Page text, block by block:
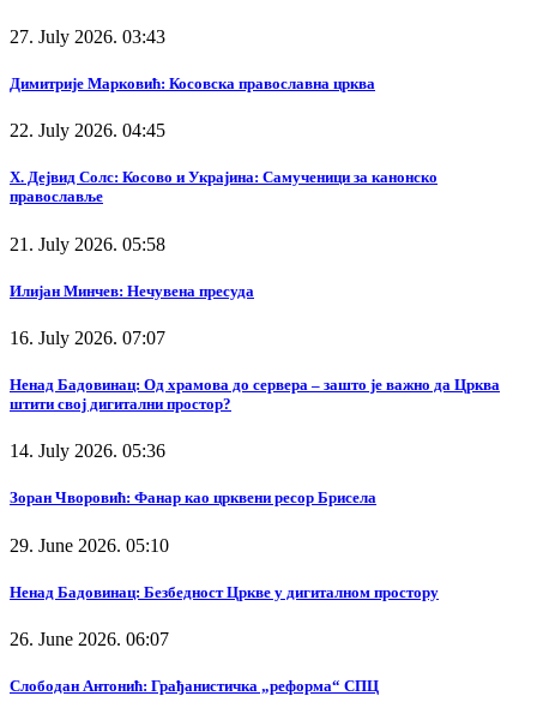
27. July 2026. 03:43
Димитрије Марковић: Косовска православна црква
22. July 2026. 04:45
Х. Дејвид Солс: Косово и Украјина: Самученици за канонско
православље
21. July 2026. 05:58
Илијан Минчев: Нечувена пресуда
16. July 2026. 07:07
Ненад Бадовинац: Од храмова до сервера – зашто је важно да Црква
штити свој дигитални простор?
14. July 2026. 05:36
Зоран Чворовић: Фанар као црквени ресор Брисела
29. June 2026. 05:10
Ненад Бадовинац: Безбедност Цркве у дигиталном простору
26. June 2026. 06:07
Слободан Антонић: Грађанистичка „реформа“ СПЦ